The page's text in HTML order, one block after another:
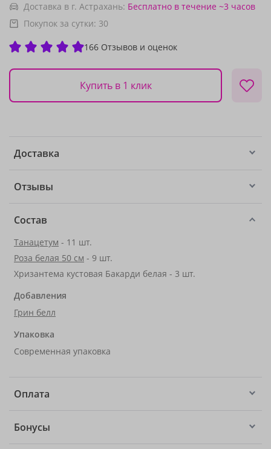
Доставка в г. Астрахань: Бесплатно в течение ~3 часов
Покупок за сутки: 30
166 Отзывов и оценок
Купить в 1 клик
Доставка
Отзывы
Состав
Танацетум - 11 шт.
Роза белая 50 см - 9 шт.
Хризантема кустовая Бакарди белая - 3 шт.
Добавления
Грин белл
Упаковка
Современная упаковка
Оплата
Бонусы